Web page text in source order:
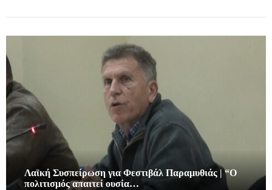
Λαϊκή Συσπείρωση για Φεστιβάλ Παραμυθιάς | “Ο
πολιτισμός απαιτεί ουσία…